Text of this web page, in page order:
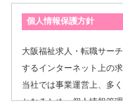
個人情報保護方針
大阪福祉求人・転職サー
するインターネット上の
当社では事業運営上、多
となるため、個人情報管